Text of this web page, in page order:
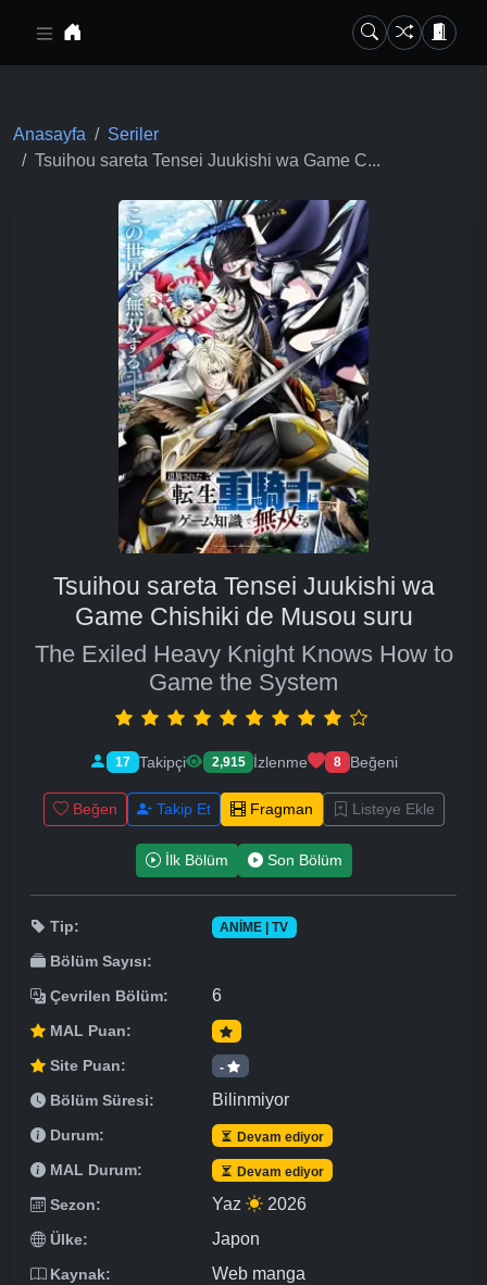
Anasayfa
Seriler
Tsuihou sareta Tensei Juukishi wa Game C...
Tsuihou sareta Tensei Juukishi wa
Game Chishiki de Musou suru
The Exiled Heavy Knight Knows How to
Game the System
17 Takipçi 2,915 İzlenme 8 Beğeni
Beğen Takip Et Fragman Listeye Ekle
İlk Bölüm Son Bölüm
Tip: ANIME | TV
Bölüm Sayısı:
Çevrilen Bölüm:
6
MAL Puan:
Site Puan:
-
Bölüm Süresi: Bilinmiyor
Durum: Devam ediyor
MAL Durum: Devam ediyor
Sezon: Yaz 2026
Ülke: Japon
Kaynak: Web manga